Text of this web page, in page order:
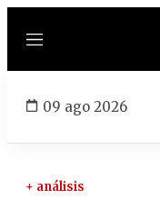
Menú
09 ago 2026
+ análisis